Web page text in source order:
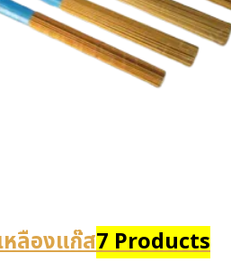
หลืองแก๊ส7 Products